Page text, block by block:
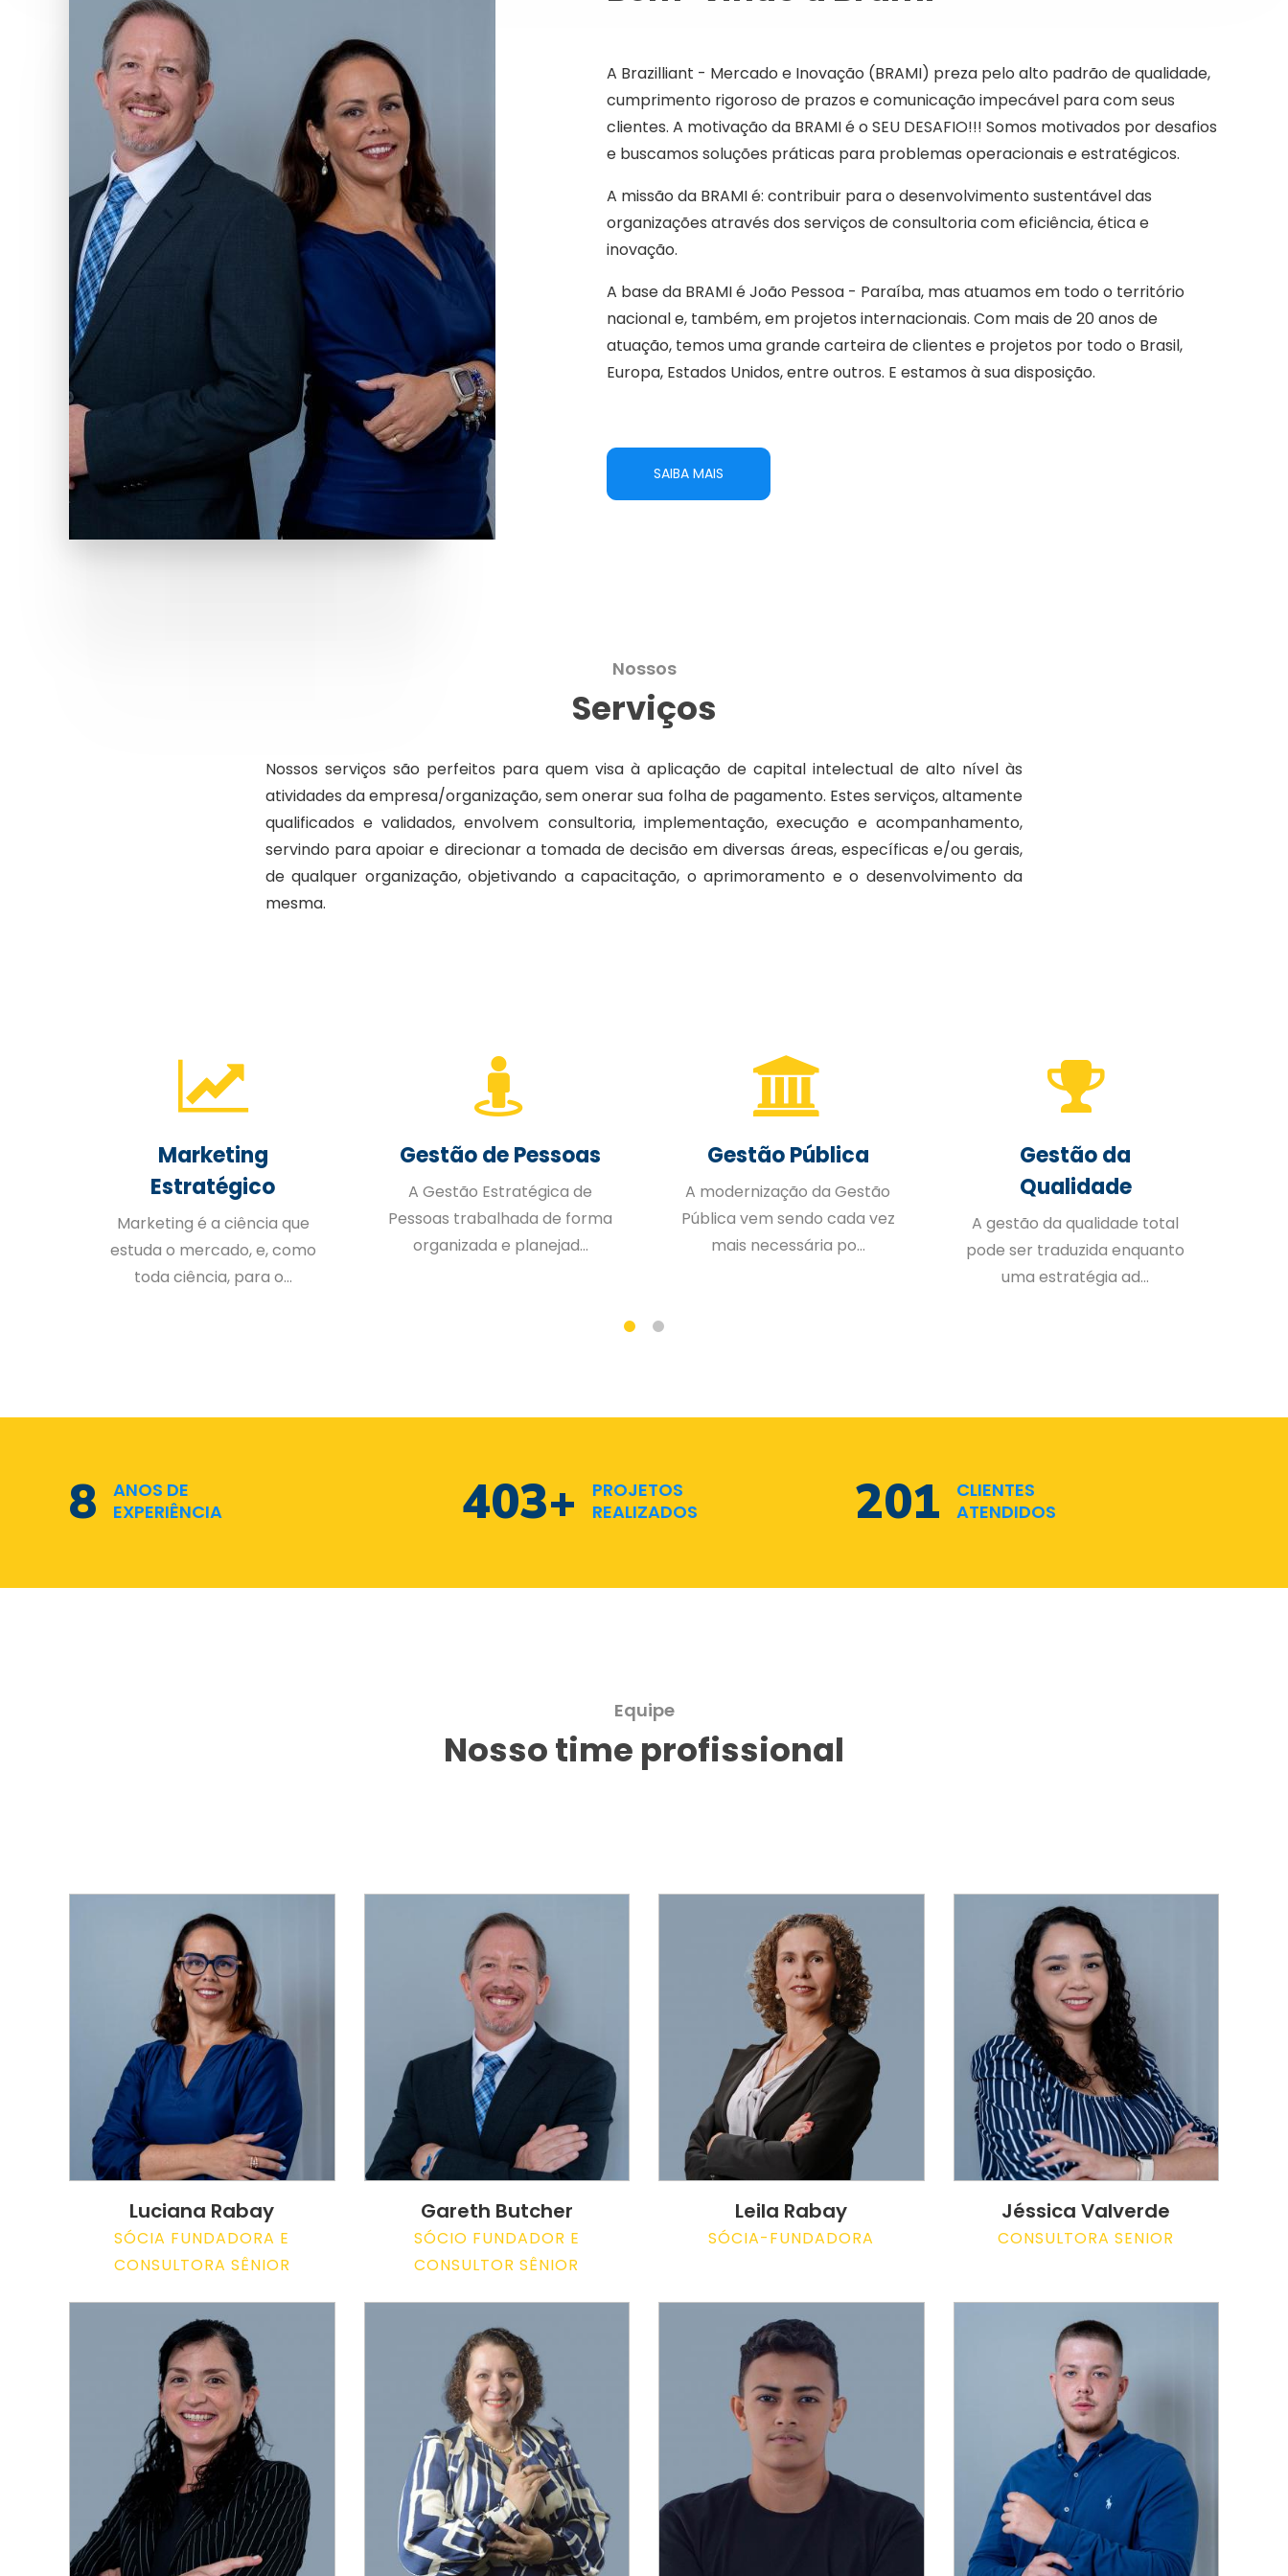
A Brazilliant - Mercado e Inovação (BRAMI) preza pelo alto padrão de qualidade,
cumprimento rigoroso de prazos e comunicação impecável para com seus
clientes. A motivação da BRAMI é o SEU DESAFIO!!! Somos motivados por desafios
e buscamos soluções práticas para problemas operacionais e estratégicos.
A missão da BRAMI é: contribuir para o desenvolvimento sustentável das
organizações através dos serviços de consultoria com eficiência, ética e
inovação.
A base da BRAMI é João Pessoa - Paraíba, mas atuamos em todo o território
nacional e, também, em projetos internacionais. Com mais de 20 anos de
atuação, temos uma grande carteira de clientes e projetos por todo o Brasil,
Europa, Estados Unidos, entre outros. E estamos à sua disposição.
SAIBA MAIS
Nossos
Serviços
Nossos serviços são perfeitos para quem visa à aplicação de capital intelectual de alto nível às
atividades da empresa/organização, sem onerar sua folha de pagamento. Estes serviços, altamente
qualificados e validados, envolvem consultoria, implementação, execução e acompanhamento,
servindo para apoiar e direcionar a tomada de decisão em diversas áreas, específicas e/ou gerais,
de qualquer organização, objetivando a capacitação, o aprimoramento e o desenvolvimento da
mesma.
Marketing
Estratégico
Marketing é a ciência que
estuda o mercado, e, como
toda ciência, para o...
Gestão de Pessoas
A Gestão Estratégica de
Pessoas trabalhada de forma
organizada e planejad...
Gestão Pública
A modernização da Gestão
Pública vem sendo cada vez
mais necessária po...
Gestão da
Qualidade
A gestão da qualidade total
pode ser traduzida enquanto
uma estratégia ad...
11
ANOS DE
EXPERIÊNCIA
582+
PROJETOS
REALIZADOS
291
CLIENTES
ATENDIDOS
Equipe
Nosso time profissional
Luciana Rabay
SÓCIA FUNDADORA E
CONSULTORA SÊNIOR
Gareth Butcher
SÓCIO FUNDADOR E
CONSULTOR SÊNIOR
Leila Rabay
SÓCIA-FUNDADORA
Jéssica Valverde
CONSULTORA SENIOR